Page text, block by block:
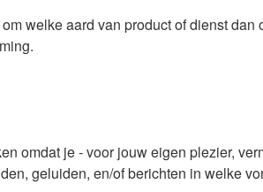
welke aard van product of dienst dan
omdat je - voor jouw eigen plezier,
geluiden, en/of berichten in welke